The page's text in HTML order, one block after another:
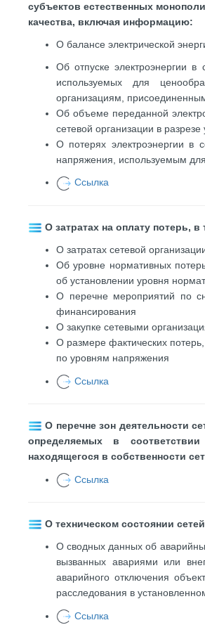
субъектов естественных
качества, включая информацию:
О балансе электрической
Об отпуске электроэнергии
используемых для
организациям,
Об объеме переданной
сетевой организации в
О потерях электроэнергии в
напряжения, используемым
Ссылка
О затратах на оплату потерь, в
О затратах сетевой
Об уровне нормативных
об установлении уровня
О перечне мероприятий по
финансирования
О закупке сетевыми
О размере фактических
по уровням напряжения
Ссылка
О перечне зон деятельности
определяемых в
находящегося в собственности
Ссылка
О техническом состоянии
О сводных данных об
вызванных авариями или
аварийного отключения
расследования в
Ссылка